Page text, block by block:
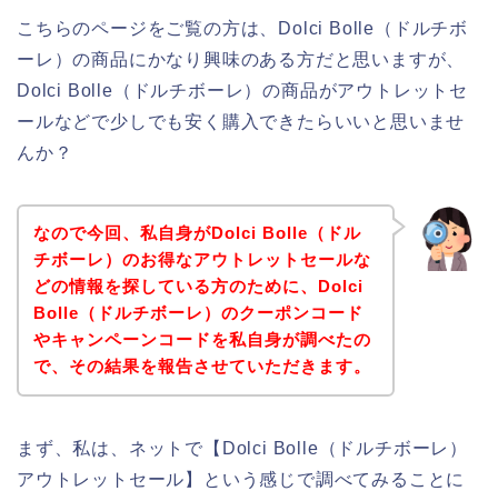
こちらのページをご覧の方は、Dolci Bolle（ドルチボ
ーレ）の商品にかなり興味のある方だと思いますが、
Dolci Bolle（ドルチボーレ）の商品がアウトレットセ
ールなどで少しでも安く購入できたらいいと思いませ
んか？
なので今回、私自身がDolci Bolle（ドル
チボーレ）のお得なアウトレットセールな
どの情報を探している方のために、Dolci
Bolle（ドルチボーレ）のクーポンコード
やキャンペーンコードを私自身が調べたの
で、その結果を報告させていただきます。
まず、私は、ネットで【Dolci Bolle（ドルチボーレ）
アウトレットセール】という感じで調べてみることに